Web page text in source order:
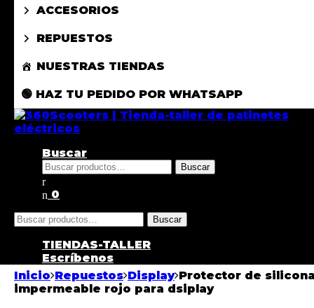
ACCESORIOS
REPUESTOS
NUESTRAS TIENDAS
🟢 HAZ TU PEDIDO POR WHATSAPP
Buscar
Buscar
0
Buscar
TIENDAS-TALLER
Escríbenos
Inicio Repuestos Display Protector de
impermeable rojo para dsiplay